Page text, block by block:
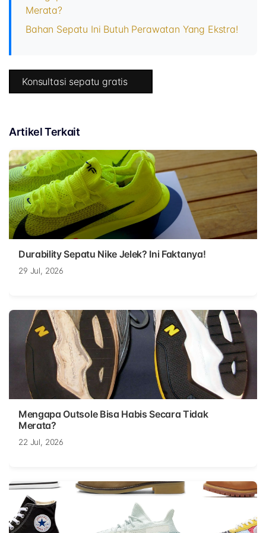
Merata?
Bahan Sepatu Ini Butuh Perawatan Yang Ekstra!
Konsultasi sepatu gratis
Artikel Terkait
Durability Sepatu Nike Jelek? Ini Faktanya!
29 Jul, 2026
Mengapa Outsole Bisa Habis Secara Tidak
Merata?
22 Jul, 2026